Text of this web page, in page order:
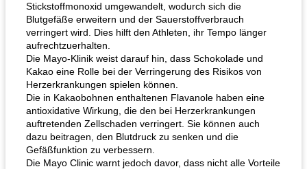
Stickstoffmonoxid umgewandelt, wodurch sich die
Blutgefäße erweitern und der Sauerstoffverbrauch
verringert wird. Dies hilft den Athleten, ihr Tempo länger
aufrechtzuerhalten.
Die Mayo-Klinik weist darauf hin, dass Schokolade und
Kakao eine Rolle bei der Verringerung des Risikos von
Herzerkrankungen spielen können.
Die in Kakaobohnen enthaltenen Flavanole haben eine
antioxidative Wirkung, die den bei Herzerkrankungen
auftretenden Zellschaden verringert. Sie können auch
dazu beitragen, den Blutdruck zu senken und die
Gefäßfunktion zu verbessern.
Die Mayo Clinic warnt jedoch davor, dass nicht alle Vorteile